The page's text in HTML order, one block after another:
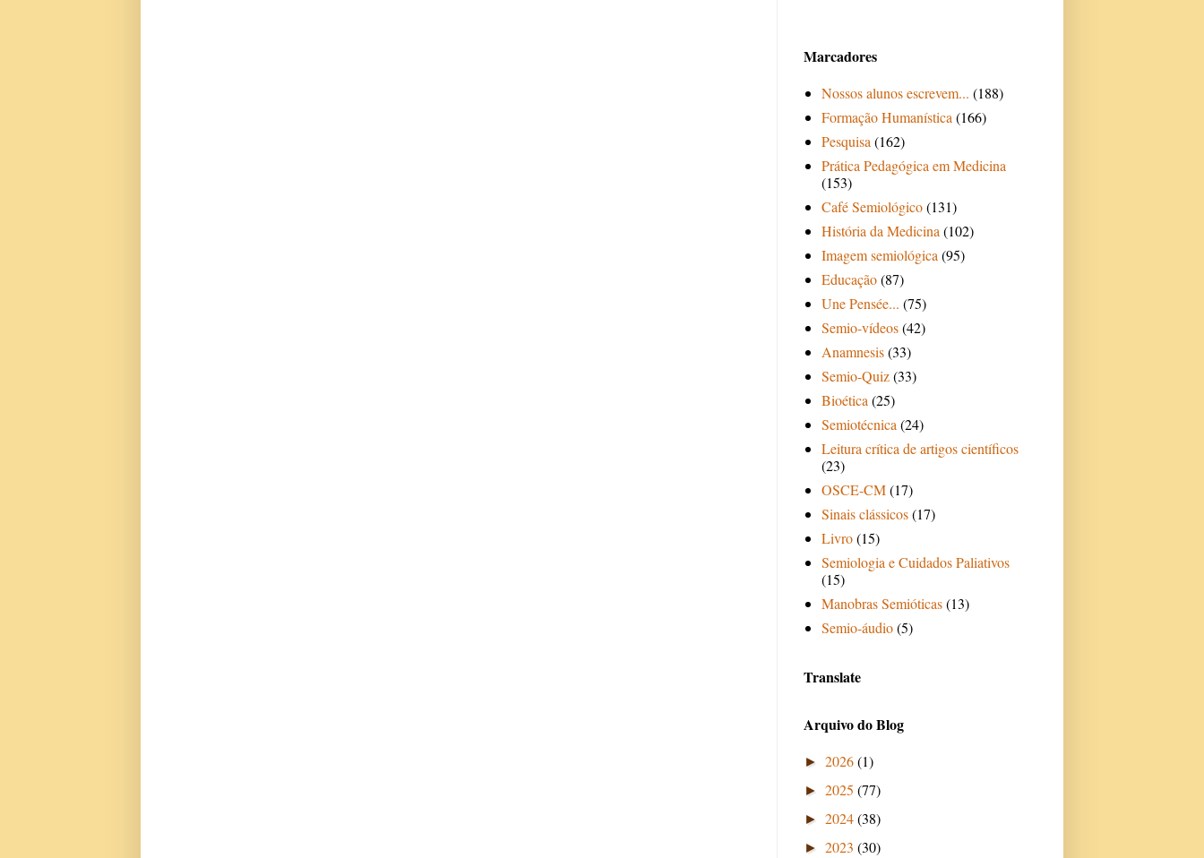
Marcadores
Nossos alunos escrevem... (188)
Formação Humanística (166)
Pesquisa (162)
Prática Pedagógica em Medicina
(153)
Café Semiológico(131)
História da Medicina (102)
Imagem semiológica (95)
Educação(87)
Une Pensée... (75)
Semio-vídeos(42)
Anamnesis(33)
Semio-Quiz(33)
Bioética (25)
Semiotécnica (24)
Leitura crítica de artigos científicos
(23)
OSCE-CM(17)
Sinais clássicos(17)
Livro(15)
Semiologia e Cuidados Paliativos
(15)
Manobras Semióticas(13)
Semio-áudio(5)
Translate
Arquivo do Blog
► 2026(1)
► 2025 (77)
► 2024(38)
► 2023 (30)